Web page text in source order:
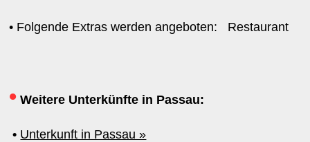
• Folgende Extras werden angeboten: Restaurant
• Weitere Unterkünfte in Passau:
• Unterkunft in Passau »